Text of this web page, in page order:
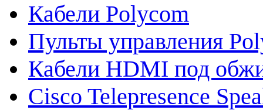
Кабели Polycom
Пульты управления
Кабели HDMI под
Cisco Telepresence